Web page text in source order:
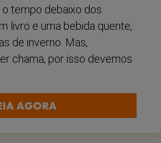
o tempo debaixo dos
livro e uma bebida quente,
de inverno. Mas,
chama, por isso devemos
AGORA